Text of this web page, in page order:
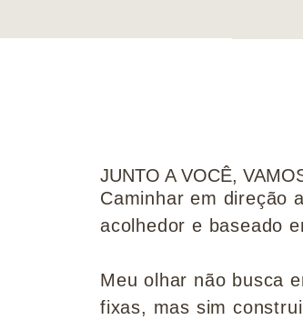
JUNTO A VOCÊ,
Caminhar em direção
acolhedor e baseado
Meu olhar não busca
fixas, mas sim